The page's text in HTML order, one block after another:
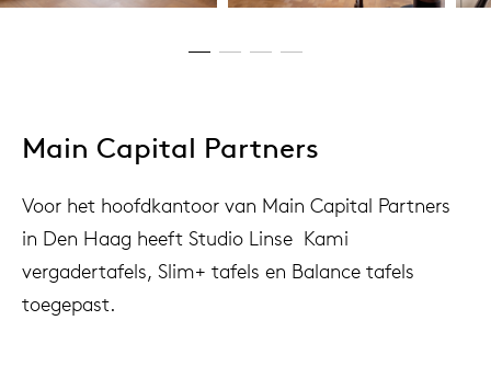
Main Capital Partners
Voor het hoofdkantoor van Main Capital Partners
in Den Haag heeft Studio Linse Kami
vergadertafels, Slim+ tafels en Balance tafels
toegepast.